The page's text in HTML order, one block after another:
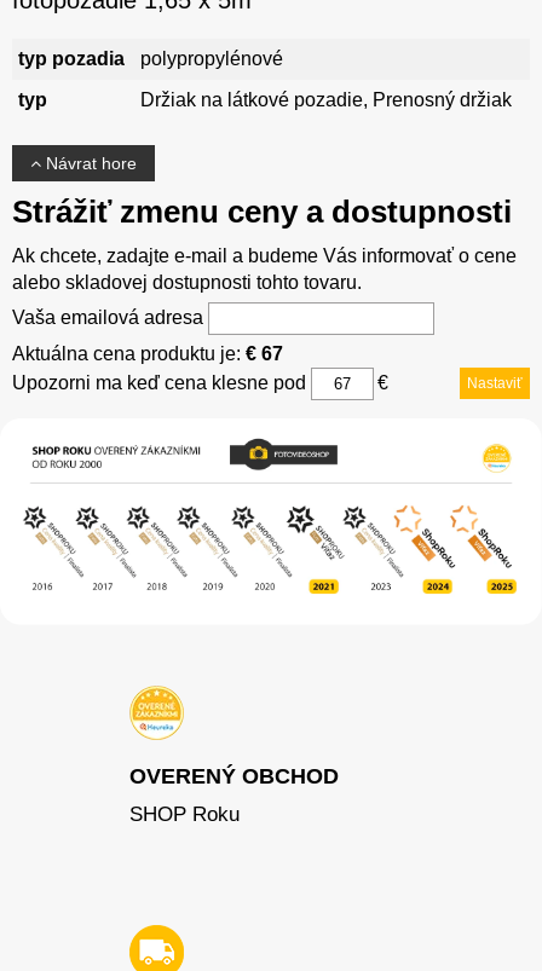
typ pozadia
polypropylénové
typ
Držiak na látkové pozadie, Prenosný držiak
Návrat hore
Strážiť zmenu ceny a dostupnosti
Ak chcete, zadajte e-mail a budeme Vás informovať o cene
alebo skladovej dostupnosti tohto tovaru.
Vaša emailová adresa
Aktuálna cena produktu je: € 67
Upozorni ma keď cena klesne pod
€ Nastaviť
OVERENÝ OBCHOD
SHOP Roku